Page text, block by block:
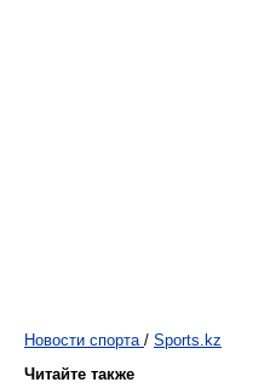
Новости спорта / Sports.kz
Читайте также